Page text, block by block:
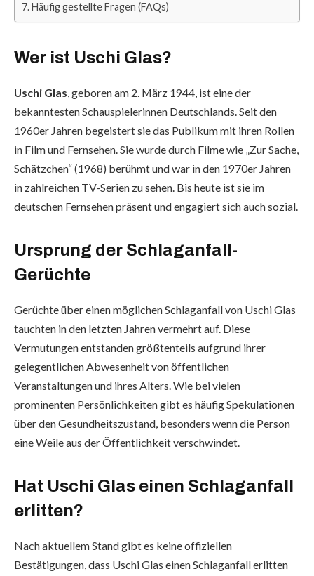
Häufig gestellte Fragen (FAQs)
Wer ist Uschi Glas?
Uschi Glas , geboren am 2. März 1944, ist eine der
bekanntesten Schauspielerinnen Deutschlands. Seit den
1960er Jahren begeistert sie das Publikum mit ihren Rollen
in Film und Fernsehen. Sie wurde durch Filme wie „Zur Sache,
Schätzchen“ (1968) berühmt und war in den 1970er Jahren
in zahlreichen TV-Serien zu sehen. Bis heute ist sie im
deutschen Fernsehen präsent und engagiert sich auch sozial.
Ursprung der Schlaganfall-
Gerüchte
Gerüchte über einen möglichen Schlaganfall von Uschi Glas
tauchten in den letzten Jahren vermehrt auf. Diese
Vermutungen entstanden größtenteils aufgrund ihrer
gelegentlichen Abwesenheit von öffentlichen
Veranstaltungen und ihres Alters. Wie bei vielen
prominenten Persönlichkeiten gibt es häufig Spekulationen
über den Gesundheitszustand, besonders wenn die Person
eine Weile aus der Öffentlichkeit verschwindet.
Hat Uschi Glas einen Schlaganfall
erlitten?
Nach aktuellem Stand gibt es keine offiziellen
Bestätigungen, dass Uschi Glas einen Schlaganfall erlitten